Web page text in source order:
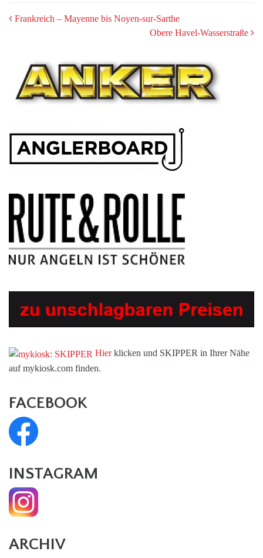
POST
Frankreich – Mayenne bis Noyen-sur-Sarthe
Obere Havel-Wasserstraße
Hierklicken und SKIPPER in Ihrer Nähe
auf mykiosk.com finden.
FACEBOOK
INSTAGRAM
ARCHIV